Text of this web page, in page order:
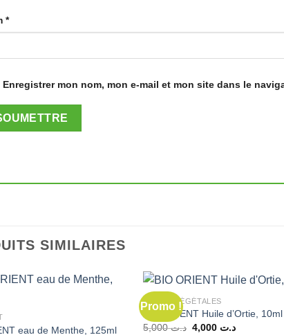
*
Enregistrer mon nom, mon e-mail et mon site dans le
SIMILAIRES
eau de Menthe, 125ml
Promo !
HUILES VÉGÉTALES
BIO ORIENT Huile d’Ortie, 10ml
د.ت5,000
Le
د.تLe